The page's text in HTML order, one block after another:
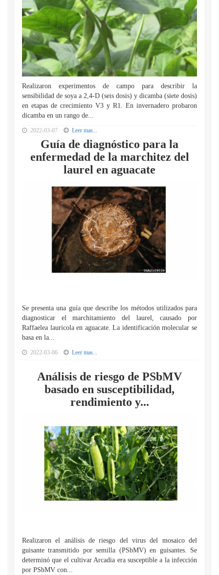
Realizaron experimentos de campo para describir la
sensibilidad de soya a 2,4-D (seis dosis) y dicamba (siete dosis)
en etapas de crecimiento V3 y R1. En invernadero probaron
dicamba en un rango de...
2022-03-07 Leer mas...
Guía de diagnóstico para la
enfermedad de la marchitez del
laurel en aguacate
Se presenta una guía que describe los métodos utilizados para
diagnosticar el marchitamiento del laurel, causado por
Raffaelea lauricola en aguacate. La identificación molecular se
basa en la...
2022-03-06 Leer mas...
Análisis de riesgo de PSbMV
basado en susceptibilidad,
rendimiento y...
Realizaron el análisis de riesgo del virus del mosaico del
guisante transmitido por semilla (PSbMV) en guisantes. Se
determinó que el cultivar Arcadia era susceptible a la infección
por PSbMV con...